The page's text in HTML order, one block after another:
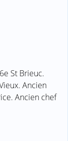
St Brieuc.
Ancien
Ancien chef